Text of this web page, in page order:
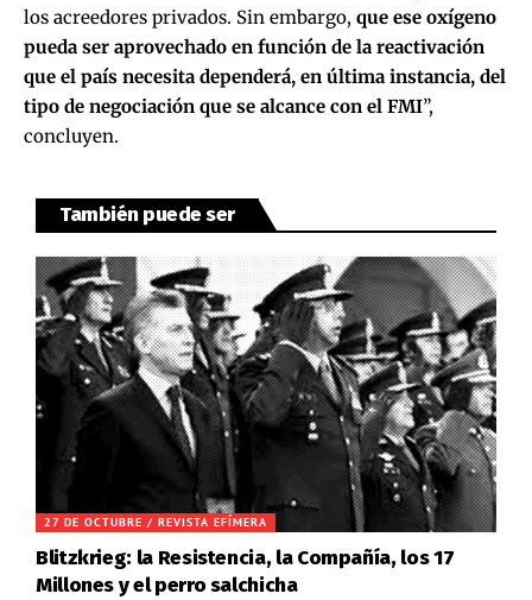
los acreedores privados. Sin embargo, que ese oxígeno
pueda ser aprovechado en función de la reactivación
que el país necesita dependerá, en última instancia, del
tipo de negociación que se alcance con el FMI”,
concluyen.
También puede ser
27 DE OCTUBRE / REVISTA EFÍMERA
Blitzkrieg: la Resistencia, la Compañía, los 17
Millones y el perro salchicha